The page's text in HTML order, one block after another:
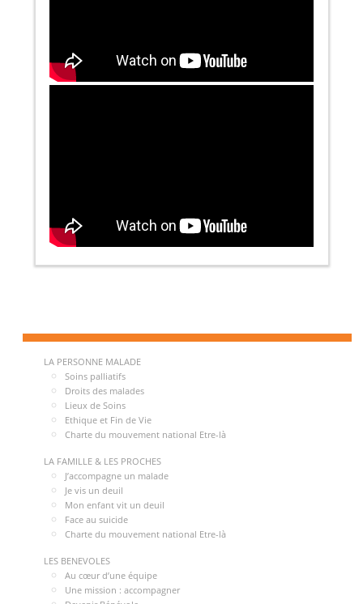
LA PERSONNE MALADE
Soins palliatifs
Droits des malades
Lieux de Soins
Ethique et Fin de Vie
Charte du mouvement national Etre-là
LA FAMILLE & LES PROCHES
J’accompagne un malade
Je vis un deuil
Mon enfant vit un deuil
Face au suicide
Charte du mouvement national Etre-là
LES BENEVOLES
Au cœur d’une équipe
Une mission : accompagner